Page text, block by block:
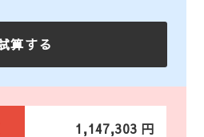
1,147,303 円